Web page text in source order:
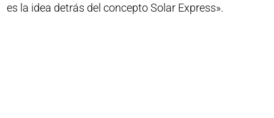
es la idea detrás del concepto Solar Express».